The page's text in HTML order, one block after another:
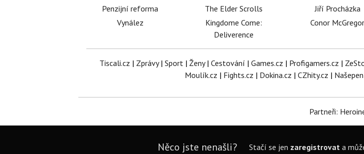
Penzijní reforma
Vynález
The Elder Scrolls
Kingdome Come:
Deliverence
Jiří Procházka
Conor McGregor
Tiscali.cz | Zprávy| Sport| Ženy| Cestování | Games.cz | Profigamers.cz |
Moulík.cz | Fights.cz | Dokina.cz | CZhity.cz |
Partneři:
Něco jste nenašli? Stačí se jen zaregistrovata